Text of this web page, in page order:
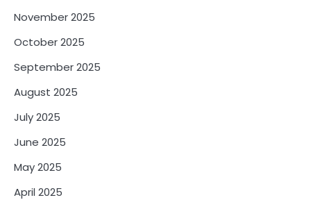
November 2025
October 2025
September 2025
August 2025
July 2025
June 2025
May 2025
April 2025